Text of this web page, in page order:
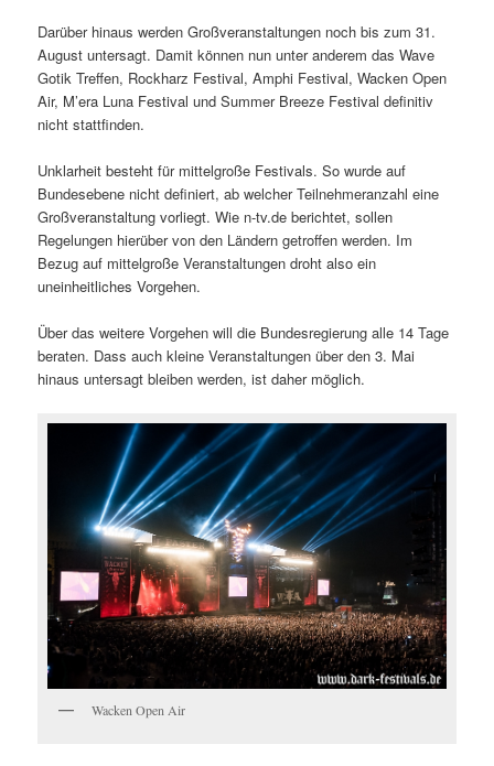
Darüber hinaus werden Großveranstaltungen noch bis zum 31.
August untersagt. Damit können nun unter anderem das Wave
Gotik Treffen, Rockharz Festival, Amphi Festival, Wacken Open
Air, M’era Luna Festival und Summer Breeze Festival definitiv
nicht stattfinden.
Unklarheit besteht für mittelgroße Festivals. So wurde auf
Bundesebene nicht definiert, ab welcher Teilnehmeranzahl eine
Großveranstaltung vorliegt. Wie n-tv.de berichtet, sollen
Regelungen hierüber von den Ländern getroffen werden. Im
Bezug auf mittelgroße Veranstaltungen droht also ein
uneinheitliches Vorgehen.
Über das weitere Vorgehen will die Bundesregierung alle 14 Tage
beraten. Dass auch kleine Veranstaltungen über den 3. Mai
hinaus untersagt bleiben werden, ist daher möglich.
Wacken Open Air